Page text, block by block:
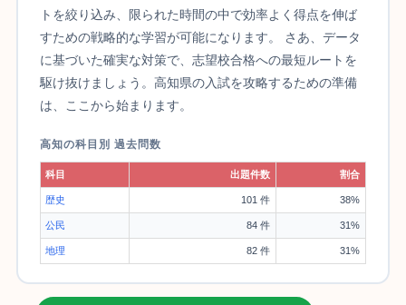
トを絞り込み、限られた時間の中で効率よく得点を伸ば
すための戦略的な学習が可能になります。 さあ、データ
に基づいた確実な対策で、志望校合格への最短ルートを
駆け抜けましょう。高知県の入試を攻略するための準備
は、ここから始まります。
高知の科目別 過去問数
科目 出題件数 割合
歴史 101 件 38%
公民 84 件 31%
地理 82 件 31%